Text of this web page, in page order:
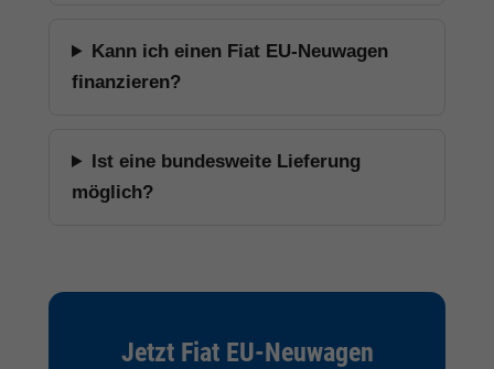
Kann ich einen Fiat EU-Neuwagen
finanzieren?
Ist eine bundesweite Lieferung
möglich?
Jetzt Fiat EU-Neuwagen